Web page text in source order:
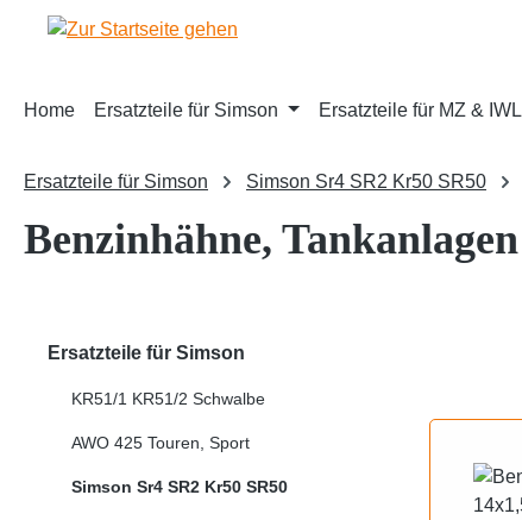
Hauptinhalt springen
Zur Suche springen
Zur Hauptnavigation springen
Home Ersatzteile für Simson Ersatzteile für MZ & IWL
Ersatzteile für Simson Simson Sr4 SR2 Kr50 SR50
Benzinhähne, Tankanlagen
Ersatzteile für Simson
KR51/1 KR51/2 Schwalbe
AWO 425 Touren, Sport
Simson Sr4 SR2 Kr50 SR50